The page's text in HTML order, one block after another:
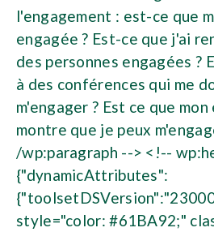
l'engagement : est-ce que
engagée ? Est-ce que j'ai
des personnes engagées ?
à des conférences qui me
m'engager ? Est ce que
montre que je peux
/wp:paragraph --> <!--
{"dynamicAttributes":
style="color: #61BA92;"